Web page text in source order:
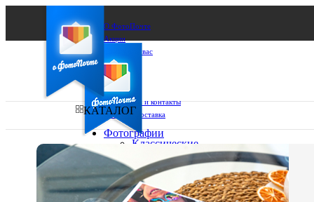
О ФотоПочте
Акции
Сделаем за вас
Бизнесу
FAQ
Франшиза
Поддержка и контакты
Оплата и доставка
Ваш город:
Ваш регион доставки
КАТАЛОГ
Фотографии
Классические
10х10
13х18